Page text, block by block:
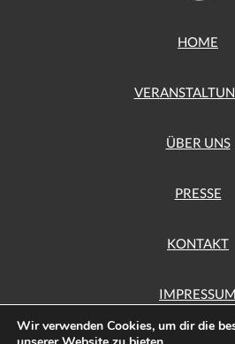
HOME
ÜBER UNS
PRESSE
KONTAKT
IMPRESSUM
Wir verwenden Cookies, um dir die